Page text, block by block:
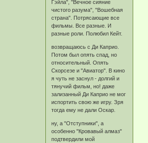
Гэйла", "Вечное сияние
чистого разума", "Вошебная
страна". Потрясающие все
фильмы. Все разные. И
разные роли. Полюбил Кейт.
возвращаюсь с Ди Каприо.
Потом был опять спад, но
относительный. Опять
Скорсезе и "Авиатор". В кино
я чуть не заснул - долгий и
тянучий фильм, но! даже
зализанный Ди Каприо не мог
испортить свою же игру. Зря
тогда ему не дали Оскар.
ну, а "Отступники", а
особенно "Кровавый алмаз"
подтвердили мой